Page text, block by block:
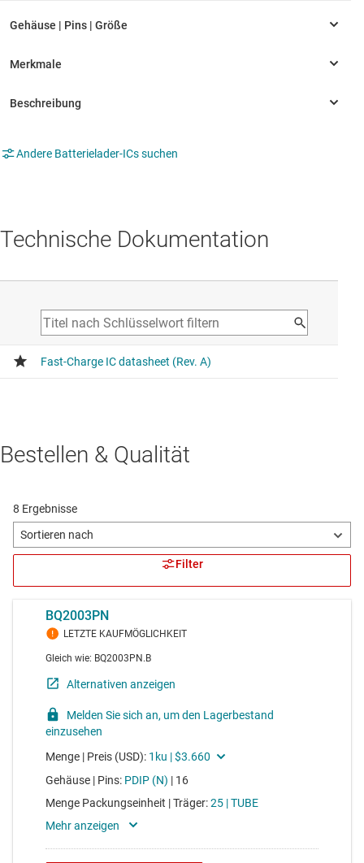
Andere Batterielader-ICs suchen
Technische Dokumentation
Bestellen & Qualität